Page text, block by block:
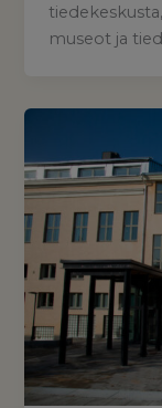
museot ja